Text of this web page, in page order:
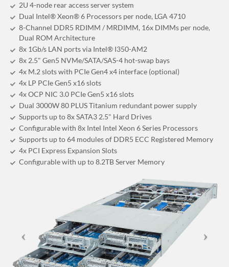
2U 4-node rear access server system
Dual Intel® Xeon® 6 Processors per node, LGA 4710
8-Channel DDR5 RDIMM / MRDIMM, 16x DIMMs per node,
Dual ROM Architecture
8x 1Gb/s LAN ports via Intel® I350-AM2
8x 2.5" Gen5 NVMe/SATA/SAS-4 hot-swap bays
4x M.2 slots with PCIe Gen4 x4 interface (optional)
4x LP PCIe Gen5 x16 slots
4x OCP NIC 3.0 PCIe Gen5 x16 slots
Dual 3000W 80 PLUS Titanium redundant power supply
Supports up to 8x SATA3 2.5" Hard Drives
Configurable with 8x Intel Intel Xeon 6 Series Processors
Supports up to 64 modules of DDR5 ECC Registered Memory
4x PCI Express Expansion Slots
Configurable with up to 8.2TB Server Memory